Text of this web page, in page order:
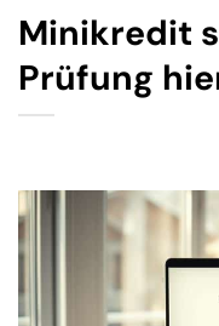
Minikredit
Prüfung